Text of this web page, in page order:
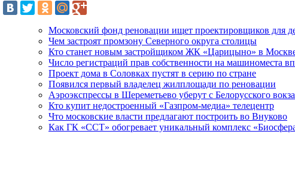
Московский фонд реновации ищет проектировщиков для
Чем застроят промзону Северного округа столицы
Кто станет новым застройщиком ЖК «Царицыно» в
Число регистраций прав собственности на машиноместа
Проект дома в Соловках пустят в серию по стране
Появился первый владелец жилплощади по реновации
Аэроэкспрессы в Шереметьево уберут с Белорусского
Кто купит недостроенный «Газпром-медиа» телецентр
Что московские власти предлагают построить во Внуково
Как ГК «ССТ» обогревает уникальный комплекс